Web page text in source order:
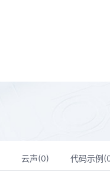
云声(0) 代码示例(